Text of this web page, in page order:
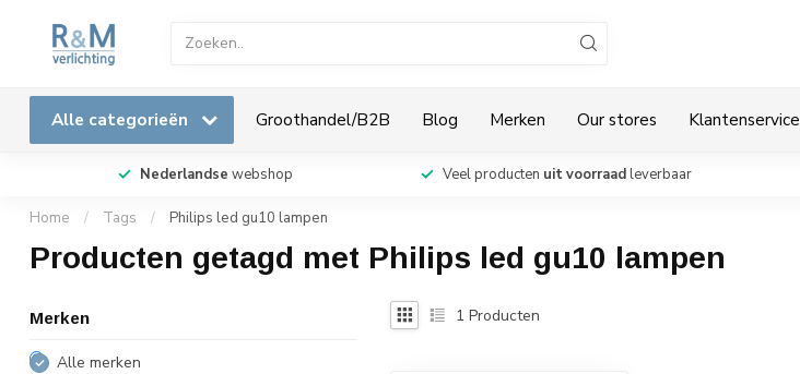
Alle categorieën Groothandel/B2B Blog Merken Our stores Klantenservice
Nederlandse webshop Veel producten uit voorraadleverbaar
Home / Tags / Philips led gu10 lampen
Producten getagd met Philips led gu10 lampen
Merken
Alle merken
1 Producten